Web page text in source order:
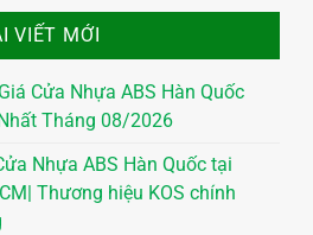
VIẾT MỚI
Cửa Nhựa ABS Hàn Quốc
Tháng 08/2026
Nhựa ABS Hàn Quốc tại
Thương hiệu KOS chính